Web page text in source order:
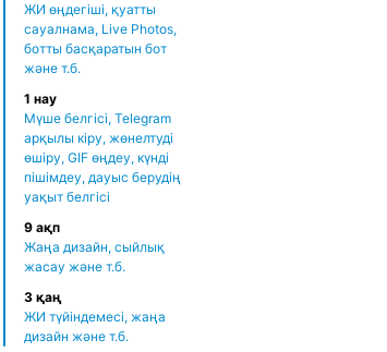
ЖИ өңдегіші, қуатты
сауалнама, Live Photos,
ботты басқаратын бот
және т.б.
1 нау
Мүше белгісі, Telegram
арқылы кіру, жөнелтуді
өшіру, GIF өңдеу, күнді
пішімдеу, дауыс берудің
уақыт белгісі
9 ақп
Жаңа дизайн, сыйлық
жасау және т.б.
3 қаң
ЖИ түйіндемесі, жаңа
дизайн және т.б.